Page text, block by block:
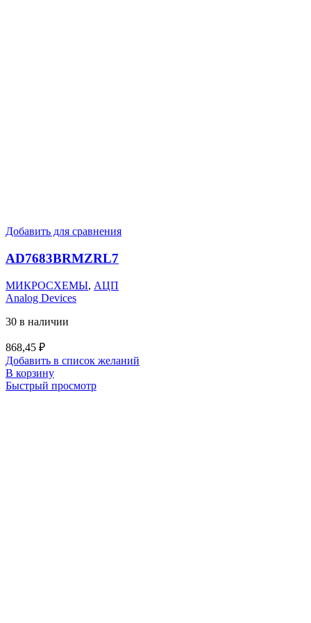
Добавить для сравнения
AD7683BRMZRL7
МИКРОСХЕМЫ, АЦП
Analog Devices
30 в наличии
868,45 ₽
Добавить в список желаний
В корзину
Быстрый просмотр